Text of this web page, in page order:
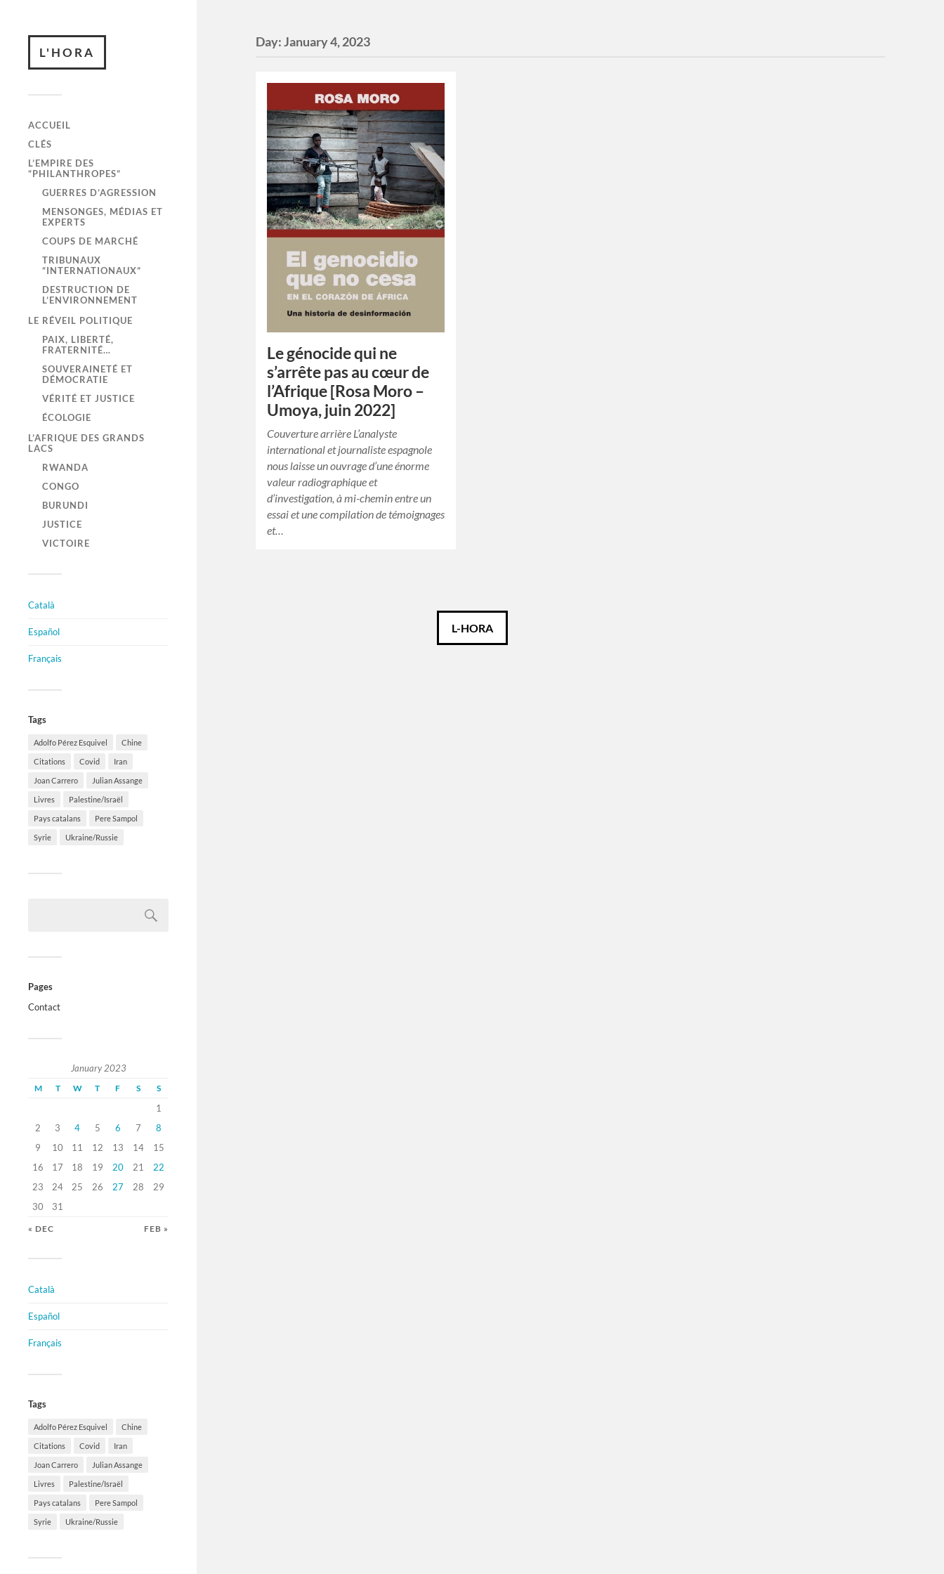
L'HORA
ACCUEIL
CLÉS
L’EMPIRE DES
“PHILANTHROPES”
GUERRES D’AGRESSION
MENSONGES, MÉDIAS ET
EXPERTS
COUPS DE MARCHÉ
TRIBUNAUX
“INTERNATIONAUX”
DESTRUCTION DE
L’ENVIRONNEMENT
LE RÉVEIL POLITIQUE
PAIX, LIBERTÉ,
FRATERNITÉ…
SOUVERAINETÉ ET
DÉMOCRATIE
VÉRITÉ ET JUSTICE
ÉCOLOGIE
L’AFRIQUE DES GRANDS
LACS
RWANDA
CONGO
BURUNDI
JUSTICE
VICTOIRE
Català
Español
Français
Tags
Adolfo Pérez Esquivel Chine
Citations Covid Iran
Joan Carrero Julian Assange
Livres Palestine/Israël
Pays catalans Pere Sampol
Syrie Ukraine/Russie
Pages
Contact
January 2023
M T W T F S S
1
2
3 4 5 6 7
8
9
10 11 12 13 14
15
16
17 18 19 20 21
22
23
24 25 26 27 28
29
30
31
« DEC FEB »
Català
Español
Français
Tags
Adolfo Pérez Esquivel Chine
Citations Covid Iran
Joan Carrero Julian Assange
Livres Palestine/Israël
Pays catalans Pere Sampol
Syrie Ukraine/Russie
Day:January 4, 2023
Le génocide qui ne
s’arrête pas au cœur de
l’Afrique [Rosa Moro –
Umoya, juin 2022]
Couverture arrière L’analyste
international et journaliste espagnole
nous laisse un ouvrage d’une énorme
valeur radiographique et
d’investigation, à mi-chemin entre un
essai et une compilation de témoignages
et…
L-HORA